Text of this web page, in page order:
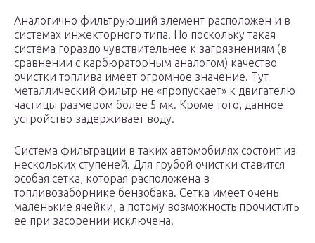
Аналогично фильтрующий элемент расположен и в
системах инжекторного типа. Но поскольку такая
система гораздо чувствительнее к загрязнениям (в
сравнении с карбюраторным аналогом) качество
очистки топлива имеет огромное значение. Тут
металлический фильтр не «пропускает» к двигателю
частицы размером более 5 мк. Кроме того, данное
устройство задерживает воду.
Система фильтрации в таких автомобилях состоит из
нескольких ступеней. Для грубой очистки ставится
особая сетка, которая расположена в
топливозаборнике бензобака. Сетка имеет очень
маленькие ячейки, а потому возможность прочистить
ее при засорении исключена.